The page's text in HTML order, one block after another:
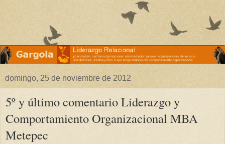
domingo, 25 de noviembre de 2012
5º y último comentario Liderazgo y
Comportamiento Organizacional MBA
Metepec